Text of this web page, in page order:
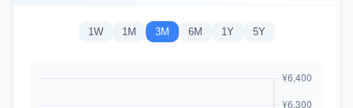
1W 1M 3M 6M 1Y 5Y